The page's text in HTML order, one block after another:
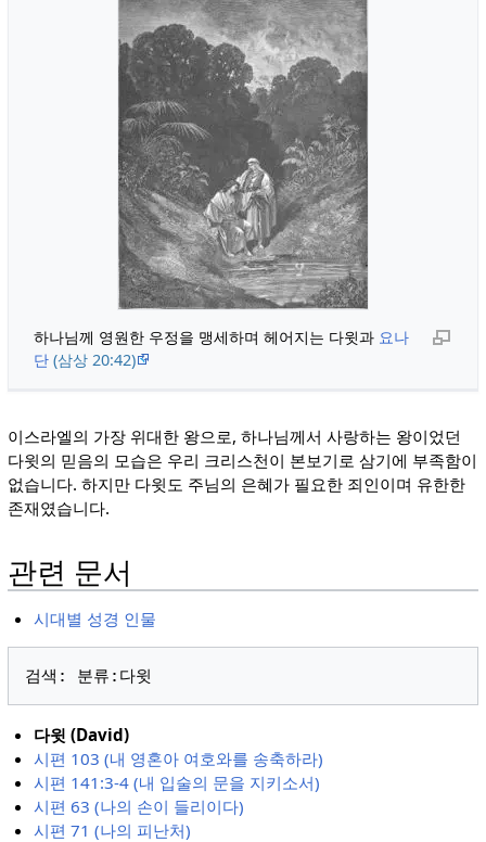
하나님께 영원한 우정을 맹세하며 헤어지는 다윗과 요나
단 (삼상 20:42)
이스라엘의 가장 위대한 왕으로, 하나님께서 사랑하는 왕이었던
다윗의 믿음의 모습은 우리 크리스천이 본보기로 삼기에 부족함이
없습니다. 하지만 다윗도 주님의 은혜가 필요한 죄인이며 유한한
존재였습니다.
관련 문서
시대별 성경 인물
다윗 (David)
시편 103 (내 영혼아 여호와를 송축하라)
시편 141:3-4 (내 입술의 문을 지키소서)
시편 63 (나의 손이 들리이다)
시편 71 (나의 피난처)